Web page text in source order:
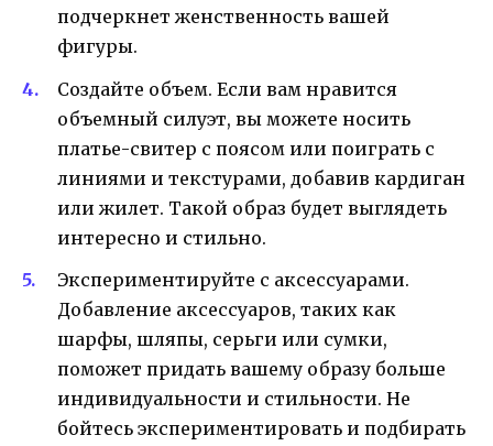
подчеркнет женственность вашей
фигуры.
Создайте объем. Если вам нравится
объемный силуэт, вы можете носить
платье-свитер с поясом или поиграть с
линиями и текстурами, добавив кардиган
или жилет. Такой образ будет выглядеть
интересно и стильно.
Экспериментируйте с аксессуарами.
Добавление аксессуаров, таких как
шарфы, шляпы, серьги или сумки,
поможет придать вашему образу больше
индивидуальности и стильности. Не
бойтесь экспериментировать и подбирать